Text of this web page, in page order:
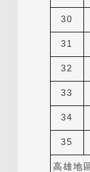
30
31
32
33
34
35
高雄地